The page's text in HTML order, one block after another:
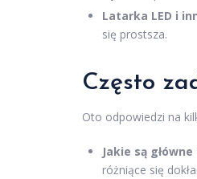
Latarka LED i
się prostsza.
Często
Oto odpowiedzi na
Jakie są
różniące się